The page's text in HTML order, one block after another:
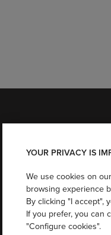
ONLINE STORE
DISTRIBUTION
CONTACT
ENVÍO GRATIS A
YOUR PRIVACY IS
We use cookies on
browsing experience
By clicking "I accept",
If you prefer, you can
"Configure cookies".